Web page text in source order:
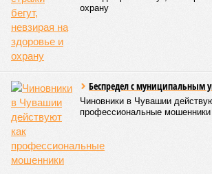
охрану
Беспредел с муниципальным
Чиновники в Чувашии
профессиональные мошенники